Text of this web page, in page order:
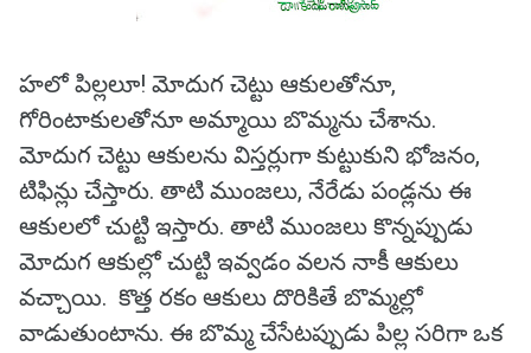
హలో పిల్లలూ! మోదుగ చెట్టు ఆకులతోనూ,
గోరింటాకులతోనూ అమ్మాయి బొమ్మను చేశాను.
మోదుగ చెట్టు ఆకులను విస్తర్లుగా కుట్టుకుని భోజనం,
టిఫిన్లు చేస్తారు. తాటి ముంజలు, నేరేడు పండ్లను ఈ
ఆకులలో చుట్టి ఇస్తారు. తాటి ముంజలు కొన్నప్పుడు
మోదుగ ఆకుల్లో చుట్టి ఇవ్వడం వలన నాకీ ఆకులు
వచ్చాయి. కొత్త రకం ఆకులు దొరికితే బొమ్మల్లో
వాడుతుంటాను. ఈ బొమ్మ చేసేటప్పుడు పిల్ల సరిగా ఒక